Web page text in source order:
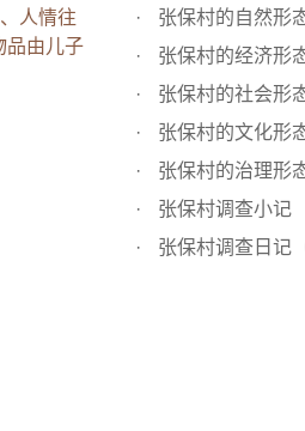
人情往
品由儿子
张保村的自然形
张保村的经济形
张保村的社会形
张保村的文化形
张保村的治理形
张保村调查小记
张保村调查日记